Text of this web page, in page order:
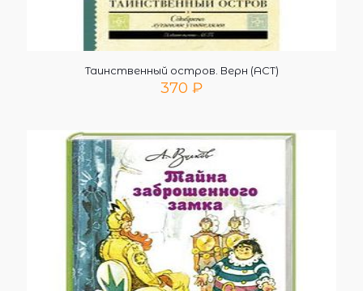
Таинственный остров. Верн (АСТ)
370 ₽